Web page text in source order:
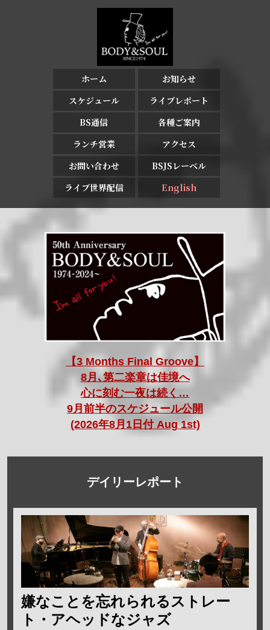
ホーム
お知らせ
スケジュール
ライブレポート
BS通信
各種ご案内
ランチ営業
アクセス
お問い合わせ
BSJSレーベル
ライブ世界配信
English
【3 Months Final Groove】
8月､第二楽章は佳境へ
心に刻む一夜は続く…
9月前半のスケジュール公開
(2026年8月1日付 Aug 1st)
デイリーレポート
嫌なことを忘れられるストレー
ト・アヘッドなジャズ